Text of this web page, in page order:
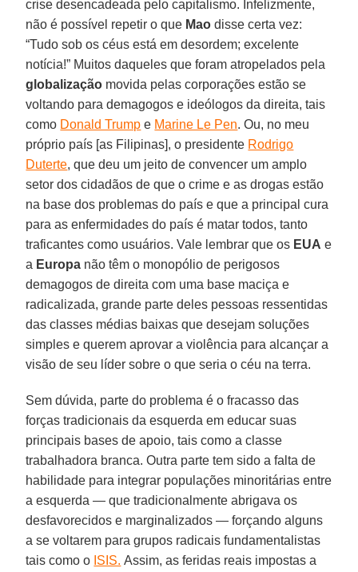
crise desencadeada pelo capitalismo. Infelizmente,
não é possível repetir o que Mao disse certa vez:
“Tudo sob os céus está em desordem; excelente
notícia!” Muitos daqueles que foram atropelados pela
globalização movida pelas corporações estão se
voltando para demagogos e ideólogos da direita, tais
como Donald Trump e Marine Le Pen. Ou, no meu
próprio país [as Filipinas], o presidente Rodrigo
Duterte, que deu um jeito de convencer um amplo
setor dos cidadãos de que o crime e as drogas estão
na base dos problemas do país e que a principal cura
para as enfermidades do país é matar todos, tanto
traficantes como usuários. Vale lembrar que os EUA e
a Europa não têm o monopólio de perigosos
demagogos de direita com uma base maciça e
radicalizada, grande parte deles pessoas ressentidas
das classes médias baixas que desejam soluções
simples e querem aprovar a violência para alcançar a
visão de seu líder sobre o que seria o céu na terra.
Sem dúvida, parte do problema é o fracasso das
forças tradicionais da esquerda em educar suas
principais bases de apoio, tais como a classe
trabalhadora branca. Outra parte tem sido a falta de
habilidade para integrar populações minoritárias entre
a esquerda — que tradicionalmente abrigava os
desfavorecidos e marginalizados — forçando alguns
a se voltarem para grupos radicais fundamentalistas
tais como o ISIS. Assim, as feridas reais impostas a